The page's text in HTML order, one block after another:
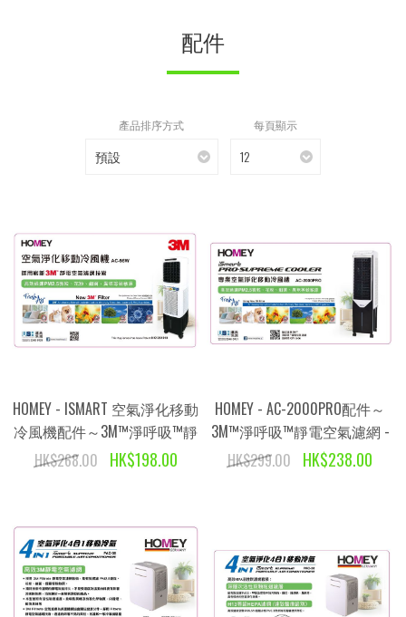
配件
產品排序方式
預設
每頁顯示
12
HOMEY - ISMART 空氣淨化移動
冷風機配件～3M™淨呼吸™靜
電空氣濾網 - 清新過濾
HK$268.00 HK$198.00
HOMEY - AC-2000PRO配件～
3M™淨呼吸™靜電空氣濾網 -
清新過濾
HK$299.00 HK$238.00